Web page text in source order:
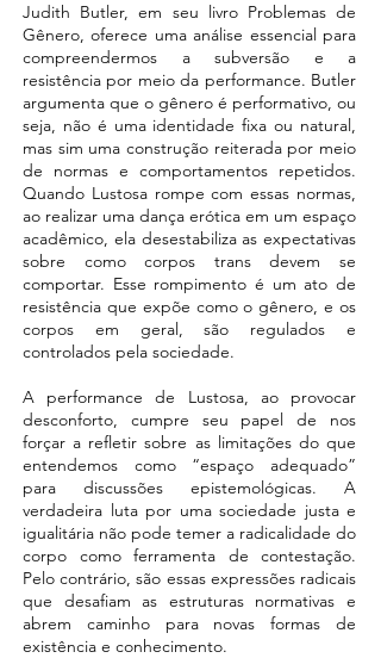
Judith Butler, em seu livro Problemas de
Gênero, oferece uma análise essencial para
compreendermos a subversão e a
resistência por meio da performance. Butler
argumenta que o gênero é performativo, ou
seja, não é uma identidade fixa ou natural,
mas sim uma construção reiterada por meio
de normas e comportamentos repetidos.
Quando Lustosa rompe com essas normas,
ao realizar uma dança erótica em um espaço
acadêmico, ela desestabiliza as expectativas
sobre como corpos trans devem se
comportar. Esse rompimento é um ato de
resistência que expõe como o gênero, e os
corpos em geral, são regulados e
controlados pela sociedade.
A performance de Lustosa, ao provocar
desconforto, cumpre seu papel de nos
forçar a refletir sobre as limitações do que
entendemos como “espaço adequado”
para discussões epistemológicas. A
verdadeira luta por uma sociedade justa e
igualitária não pode temer a radicalidade do
corpo como ferramenta de contestação.
Pelo contrário, são essas expressões radicais
que desafiam as estruturas normativas e
abrem caminho para novas formas de
existência e conhecimento.